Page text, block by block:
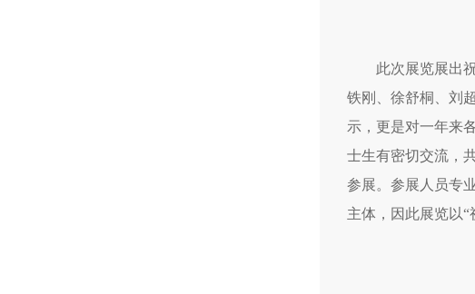
此次展览展出
铁刚、徐舒桐、刘
示，更是对一年来
士生有密切交流，
参展。参展人员专
主体，因此展览以“